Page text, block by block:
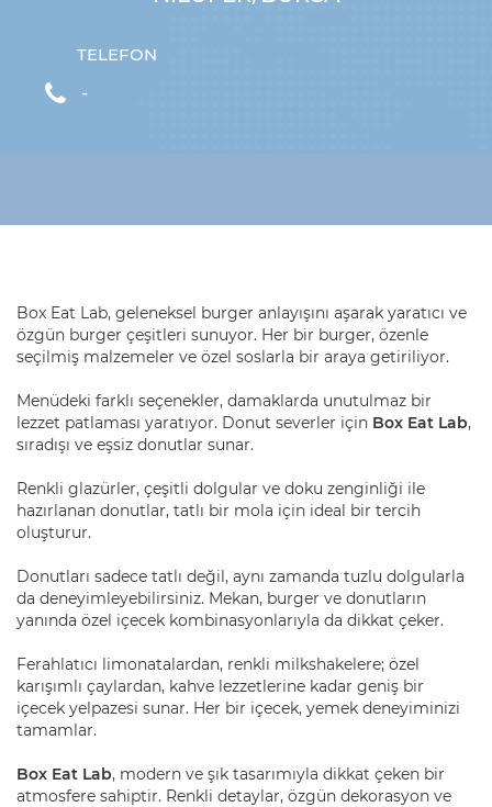
TELEFON
-
Box Eat Lab, geleneksel burger anlayışını aşarak yaratıcı ve
özgün burger çeşitleri sunuyor. Her bir burger, özenle
seçilmiş malzemeler ve özel soslarla bir araya getiriliyor.
Menüdeki farklı seçenekler, damaklarda unutulmaz bir
lezzet patlaması yaratıyor. Donut severler için Box Eat Lab,
sıradışı ve eşsiz donutlar sunar.
Renkli glazürler, çeşitli dolgular ve doku zenginliği ile
hazırlanan donutlar, tatlı bir mola için ideal bir tercih
oluşturur.
Donutları sadece tatlı değil, aynı zamanda tuzlu dolgularla
da deneyimleyebilirsiniz. Mekan, burger ve donutların
yanında özel içecek kombinasyonlarıyla da dikkat çeker.
Ferahlatıcı limonatalardan, renkli milkshakelere; özel
karışımlı çaylardan, kahve lezzetlerine kadar geniş bir
içecek yelpazesi sunar. Her bir içecek, yemek deneyiminizi
tamamlar.
Box Eat Lab, modern ve şık tasarımıyla dikkat çeken bir
atmosfere sahiptir. Renkli detaylar, özgün dekorasyon ve